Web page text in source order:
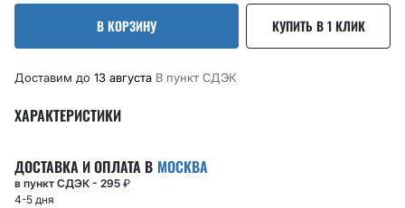
В КОРЗИНУ КУПИТЬ В 1 КЛИК
Доставим до 13 августа В пункт CДЭК
ХАРАКТЕРИСТИКИ
ДОСТАВКА И ОПЛАТА В МОСКВА
в пункт СДЭК - 295 ₽
4-5 дня